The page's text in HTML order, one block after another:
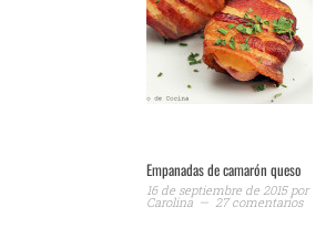
Empanadas de camarón queso
16 de septiembre de 2015por
Carolina 27 comentarios